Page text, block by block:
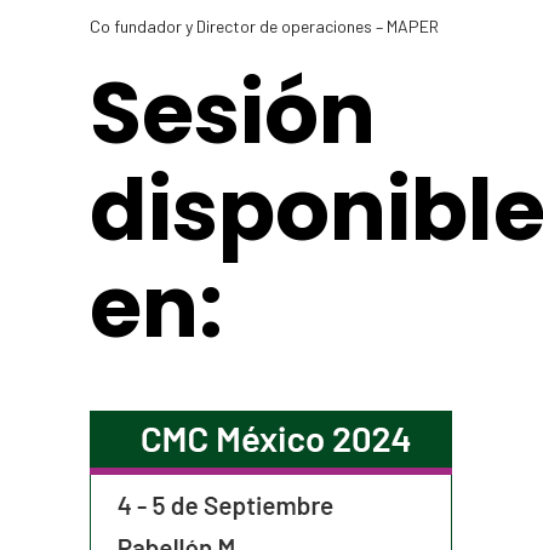
Co fundador y Director de operaciones – MAPER
Sesión
en: